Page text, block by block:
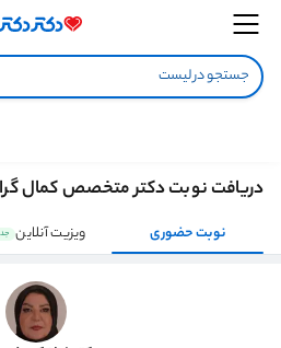
دریافت نوبت دکتر متخصص کمال
نوبت حضوری ویزیت آنلاین